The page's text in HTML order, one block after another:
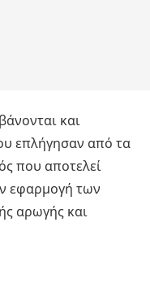
και
επλήγησαν από τα
που αποτελεί
εφαρμογή των
αρωγής και